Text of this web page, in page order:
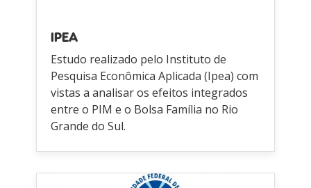
IPEA
Estudo realizado pelo Instituto de
Pesquisa Econômica Aplicada (Ipea) com
vistas a analisar os efeitos integrados
entre o PIM e o Bolsa Família no Rio
Grande do Sul.